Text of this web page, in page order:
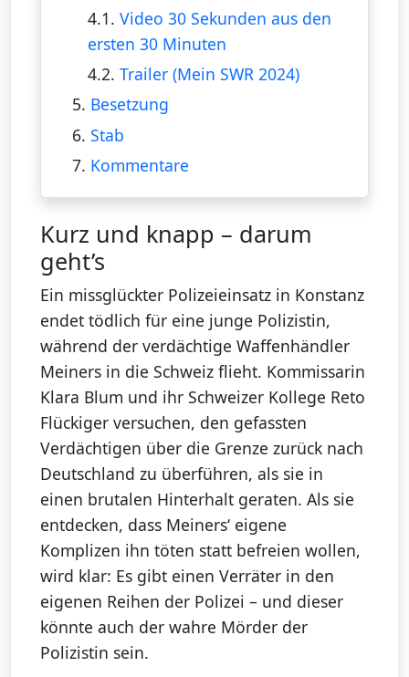
4.1.Video 30 Sekunden aus den
ersten 30 Minuten
4.2.Trailer (Mein SWR 2024)
5. Besetzung
6. Stab
7. Kommentare
Kurz und knapp – darum
geht’s
Ein missglückter Polizeieinsatz in Konstanz
endet tödlich für eine junge Polizistin,
während der verdächtige Waffenhändler
Meiners in die Schweiz flieht. Kommissarin
Klara Blum und ihr Schweizer Kollege Reto
Flückiger versuchen, den gefassten
Verdächtigen über die Grenze zurück nach
Deutschland zu überführen, als sie in
einen brutalen Hinterhalt geraten. Als sie
entdecken, dass Meiners‘ eigene
Komplizen ihn töten statt befreien wollen,
wird klar: Es gibt einen Verräter in den
eigenen Reihen der Polizei – und dieser
könnte auch der wahre Mörder der
Polizistin sein.